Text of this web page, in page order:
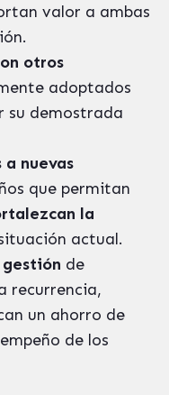
valor a ambas
otros
adoptados
su demostrada
nuevas
que permitan
la
actual.
de
recurrencia,
un ahorro de
de los